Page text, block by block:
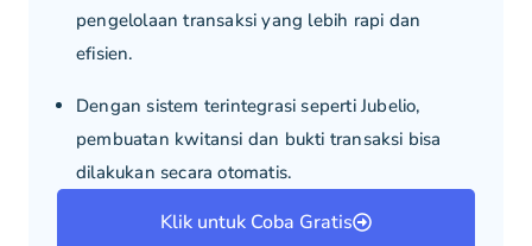
pengelolaan transaksi yang lebih rapi dan
efisien.
Dengan sistem terintegrasi seperti Jubelio,
pembuatan kwitansi dan bukti transaksi bisa
dilakukan secara otomatis.
Klik untuk Coba Gratis